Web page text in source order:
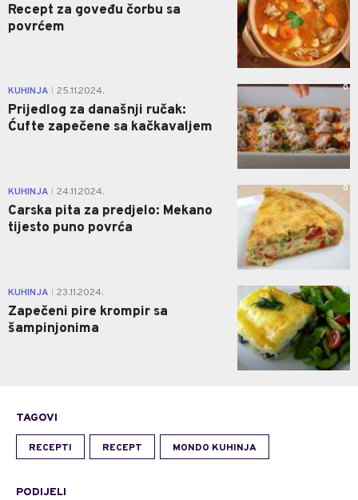
Recept za goveđu čorbu sa
povrćem
KUHINJA 25.11.2024.
Prijedlog za današnji ručak:
Ćufte zapečene sa kačkavaljem
0
KUHINJA 24.11.2024.
Carska pita za predjelo: Mekano
tijesto puno povrća
0
KUHINJA 23.11.2024.
Zapečeni pire krompir sa
šampinjonima
0
TAGOVI
RECEPTI RECEPT MONDO KUHINJA
PODIJELI